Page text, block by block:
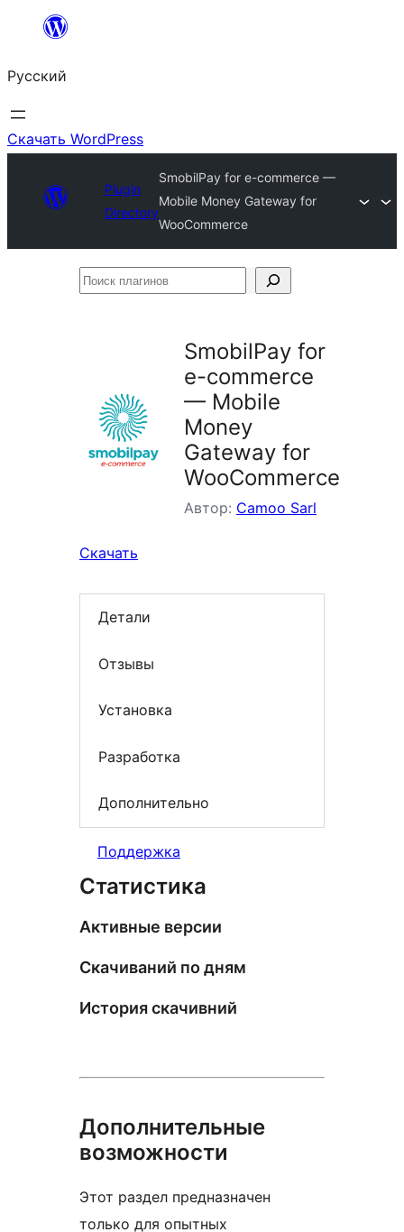
Перейти
содержимому
Русский
Скачать WordPress
Plugin
Directory
SmobilPay for e-commerce —
Mobile Money Gateway for
WooCommerce
Поиск
SmobilPay for
e-commerce
— Mobile
Money
Gateway for
WooCommerce
Автор: Camoo Sarl
Скачать
Детали
Отзывы
Установка
Разработка
Дополнительно
Поддержка
Статистика
Активные версии
Скачиваний по дням
История скачивний
Дополнительные
возможности
Этот раздел предназначен
только для опытных